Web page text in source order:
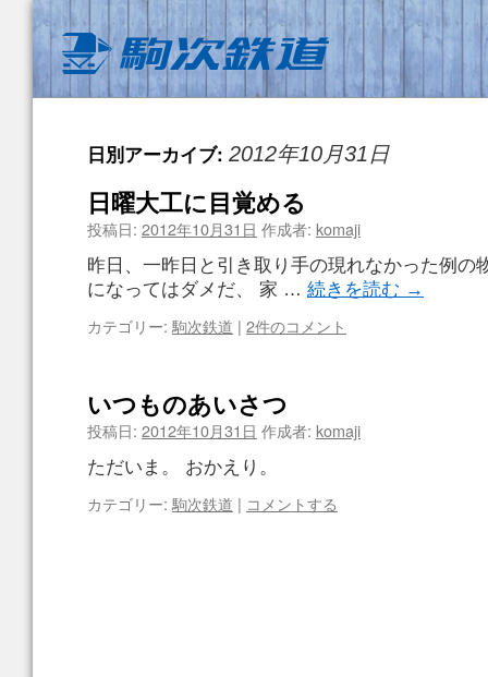
日別アーカイブ: 2012年10月31日
日曜大工に目覚める
投稿日: 2012年10月31日 作成者: komaji
昨日、一昨日と引き取り手の現れなかった例の
になってはダメだ、 家 … 続きを読む →
カテゴリー: 駒次鉄道 | 2件のコメント
いつものあいさつ
投稿日: 2012年10月31日 作成者: komaji
ただいま。 おかえり。
カテゴリー: 駒次鉄道 | コメントする